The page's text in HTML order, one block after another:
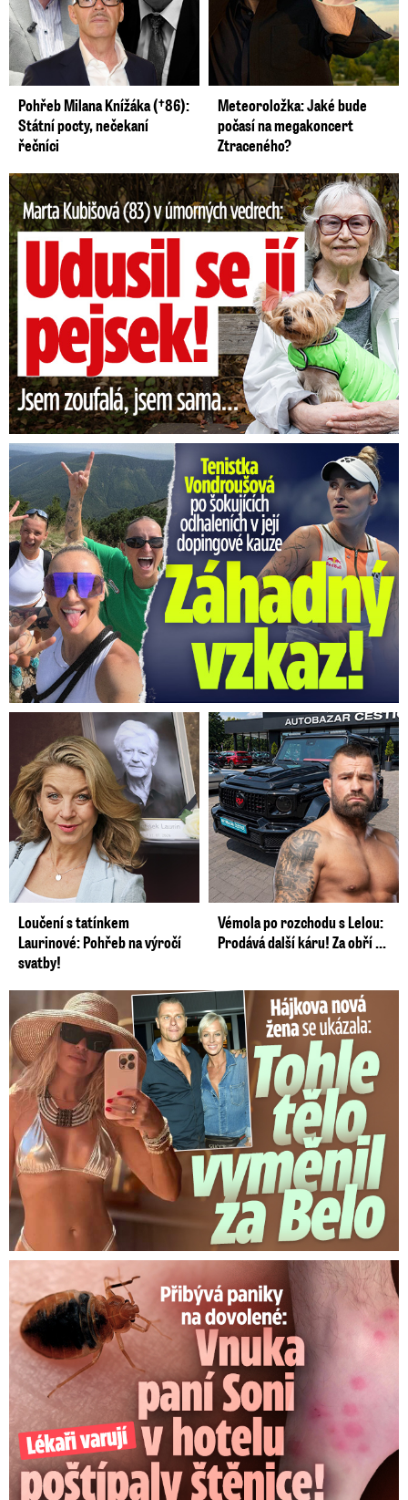
Pohřeb Milana Knížáka (†86):
Státní pocty, nečekaní
řečníci
Meteoroložka: Jaké bude
počasí na megakoncert
Ztraceného?
Marta Kubišová (83) v úmorných vedrech: Udusil se jí pejsek!
Vondroušová po šokujících odhaleních v kauze: Záhadný vzkaz!
Loučení s tatínkem
Laurinové: Pohřeb na výročí
svatby!
Vémola po rozchodu s Lelou:
Prodává další káru! Za obří ...
Tohle tělo nahradilo Belo: Nová partnerka se ukázala...
Panika na dovolené: Vnuka Soni v hotelu poštípaly štěnice!